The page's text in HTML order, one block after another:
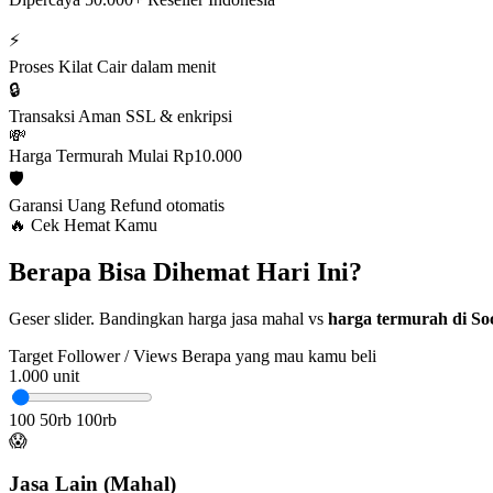
⚡
Proses Kilat Cair dalam menit
🔒
Transaksi Aman SSL & enkripsi
💸
Harga Termurah Mulai Rp10.000
🛡️
Garansi Uang Refund otomatis
🔥 Cek Hemat Kamu
Berapa Bisa Dihemat Hari Ini?
Geser slider. Bandingkan harga jasa mahal vs harga termurah di
Target Follower / Views Berapa yang mau kamu beli
1.000 unit
100 50rb 100rb
😱
Jasa Lain (Mahal)